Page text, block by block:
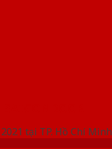
tại TP. Hồ Chí Minh